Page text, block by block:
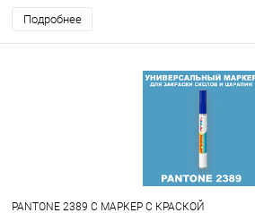
Подробнее
PANTONE 2389 C МАРКЕР С КРАСКОЙ